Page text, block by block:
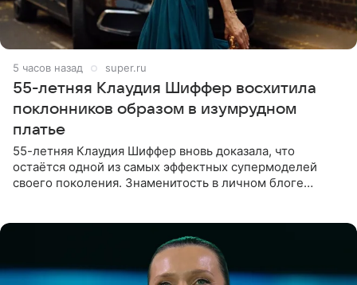
5 часов назад super.ru
55-летняя Клаудия Шиффер восхитила
поклонников образом в изумрудном
платье
55-летняя Клаудия Шиффер вновь доказала, что
остаётся одной из самых эффектных супермоделей
своего поколения. Знаменитость в личном блоге